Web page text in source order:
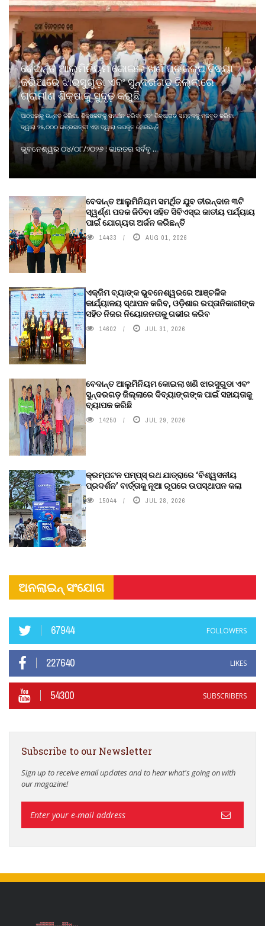
ବେଦାନ୍ତ ଆଲୁମିନିୟମ କୋଇଲା ଖଣି ପ୍ରକଳ୍ପ ବିଦ୍ୟା
ଜରିଆରେ ଝାରସୁଗୁଡ଼ା ଏବଂ ସୁନ୍ଦରଗଡ଼ ଜିଲ୍ଲାରେ
ଗ୍ରାମୀଣ ଶିକ୍ଷାକୁ ସୁଦୃଢ଼ କରୁଛି
ପାଠପଢାକୁ ଉନ୍ନତ କରିବା, ଶିକ୍ଷକଙ୍କୁ ସମର୍ଥନ କରିବା ଏବଂ ଶିକ୍ଷାଗତ ସମ୍ବଳକୁ ମଜବୁତ କରିବା
ଦ୍ୱାରା ୨୫,୦୦୦ ଛାତ୍ରଛାତ୍ରୀ ଏହା ଦ୍ୱାରା ଉପକୃତ ହୋଇଛନ୍ତି
ଭୁବନେଶ୍ୱର ୦୪/୦୮/୨୦୨୬ : ଭାରତର ସର୍ବବୃ ...
ବେଦାନ୍ତ ଆଲୁମିନିୟମ ସମର୍ଥିତ ଯୁବ ତୀରନ୍ଦାଜ ୩ଟି
ସ୍ୱର୍ଣ୍ଣ ପଦକ ଜିତିବା ସହିତ ସିବିଏସ୍ଇ ଜାତୀୟ ପର୍ଯ୍ୟାୟ
ପାଇଁ ଯୋଗ୍ୟତା ଅର୍ଜନ କରିଛନ୍ତି
14433 AUG 01, 2026
ଏକ୍ଜିମ ବ୍ୟାଙ୍କ ଭୁବନେଶ୍ୱରରେ ଆଞ୍ଚଳିକ
କାର୍ଯ୍ୟାଳୟ ସ୍ଥାପନ କରିବ, ଓଡ଼ିଶାର ରପ୍ତାନିକାରୀଙ୍କ
ସହିତ ନିଜର ନିୟୋଜନତାକୁ ଗଭୀର କରିବ
14602 JUL 31, 2026
ବେଦାନ୍ତ ଆଲୁମିନିୟମ କୋଇଲା ଖଣି ଝାରସୁଗୁଡା ଏବଂ
ସୁନ୍ଦରଗଡ଼ ଜିଲ୍ଲାରେ ଦିବ୍ୟାଙ୍ଗଙ୍କ ପାଇଁ ସହାୟତାକୁ
ବ୍ୟାପକ କରିଛି
14250 JUL 29, 2026
କ୍ରମ୍ପଟନ ପମ୍ପ୍‌ସ୍‌ ରଥ ଯାତ୍ରାରେ ‘ବିଶ୍ୱସନୀୟ
ପ୍ରଦର୍ଶନ’ ବାର୍ତ୍ତାକୁ ନୂଆ ରୂପରେ ଉପସ୍ଥାପନ କଲା
15044 JUL 28, 2026
ଅନଲାଇନ୍ ସଂଯୋଗ
67944 FOLLOWERS
227640 LIKES
54300 SUBSCRIBERS
Subscribe to our Newsletter
Sign up to receive email updates and to hear what's going on with
our magazine!